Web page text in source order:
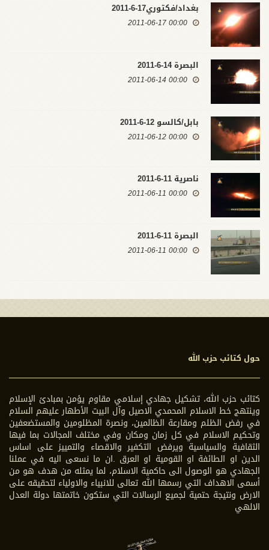
بغداد/فكتوري17-6-2011
00:00 2011-06-17
البصرة 14-6-2011
00:00 2011-06-14
بابل/كالسو 12-6-2011
00:00 2011-06-12
ناصرية 11-6-2011
00:00 2011-06-11
البصرة 11-6-2011
00:00 2011-06-11
حول كتائب حزب الله
كتائب حزب الله، تشكيل جهادي إسلامي مقاوم يؤمن بمبادئ الإسلام
وينتهج خط الاسلام المحمدي الاصيل وآل البيت الأطهار عليهم السلام
في رفض الظلم ومقارعة الظالمين، ونصرة المظلومين والمستضعفين
وتحكيم الاسلام في كل زمان ومكان وفي مختلف المجالات بما فيها
الثقافية والسياسية ويرفض التكفير والاقصاء والتمييز على اساس
الدين او الطائفة او القومية او العرق .ان ما نسعى اليه في عملنا
الجهادي هو الوصول الى حاكمية الاسلام، لما يمثله من هدف هو من
أسمى الاهداف التي رسمها الله تعالى للانبياء والاولياء لتحقيقه على
الارض ونتيجة حتمية لجميع الرسالات التي ستكون خاتمتها دولة العدل
الالهي